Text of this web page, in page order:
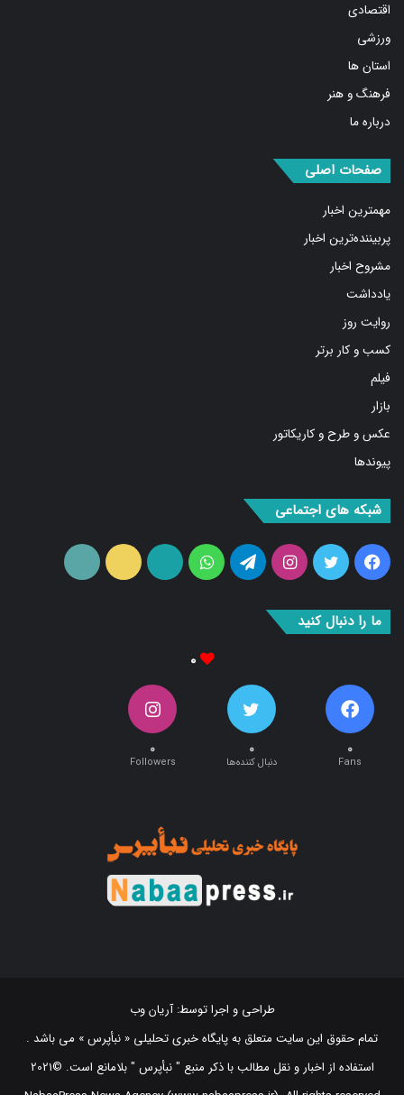
اقتصادی
ورزشی
استان ها
فرهنگ و هنر
درباره ما
صفحات اصلی
مهمترین اخبار
پربیننده‌ترین اخبار
مشروح اخبار
یادداشت
روایت روز
کسب و کار برتر
فیلم
بازار
عکس و طرح و کاریکاتور
پیوندها
شبکه های اجتماعی
فیس
توییتر اینستاگرامتلگرام واتس
آپارات ایتا
ما را دنبال کنید
۰
۰
Fans
۰
دنبال کننده‌ها
۰
Followers
طراحی و اجرا توسط:آریان وب
تمام حقوق این سایت متعلق به پایگاه خبری تحلیلی « نبأپرس » می باشد .
استفاده از اخبار و نقل مطالب با ذکر منبع "‌ نبأپرس " بلامانع است. ©2021